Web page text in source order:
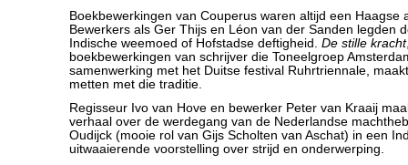
Boekbewerkingen van Couperus waren altijd een Haagse
Bewerkers als Ger Thijs en Léon van der Sanden legden
Indische weemoed of Hofstadse deftigheid. De stille kracht
boekbewerkingen van schrijver die Toneelgroep
samenwerking met het Duitse festival Ruhrtriennale,
metten met die traditie.
Regisseur Ivo van Hove en bewerker Peter van Kraaij
verhaal over de werdegang van de Nederlandse
Oudijck (mooie rol van Gijs Scholten van Aschat) in een
uitwaaierende voorstelling over strijd en onderwerping.